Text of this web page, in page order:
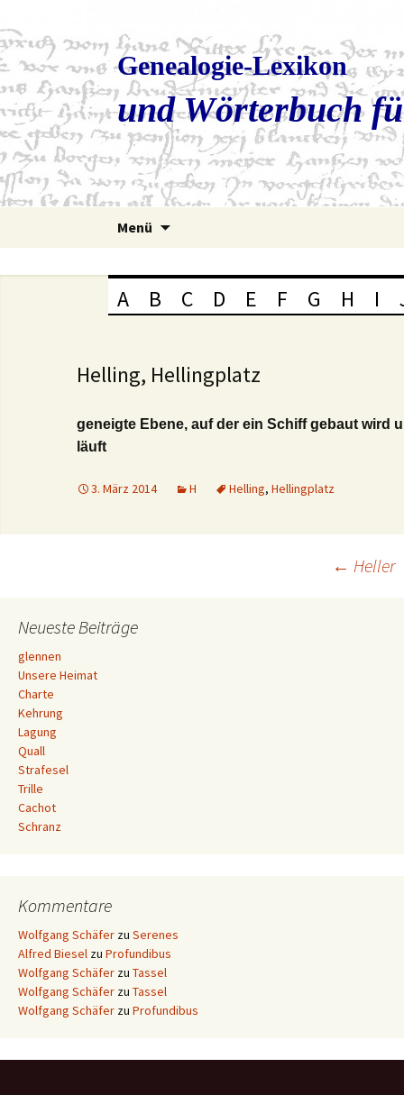
Genealogie-Lexikon
und Wörterbuch
Menü
A B C D E F G H I
Helling, Hellingplatz
geneigte Ebene, auf der ein Schiff gebaut wird
läuft
3. März 2014 H Helling, Hellingplatz
Navigation
← Heller
Neueste Beiträge
glennen
Unsere Heimat
Charte
Kehrung
Lagung
Quall
Strafesel
Trille
Cachot
Schranz
Kommentare
Wolfgang Schäfer zu Serenes
Alfred Biesel zu Profundibus
Wolfgang Schäfer zu Tassel
Wolfgang Schäfer zu Tassel
Wolfgang Schäfer zu Profundibus